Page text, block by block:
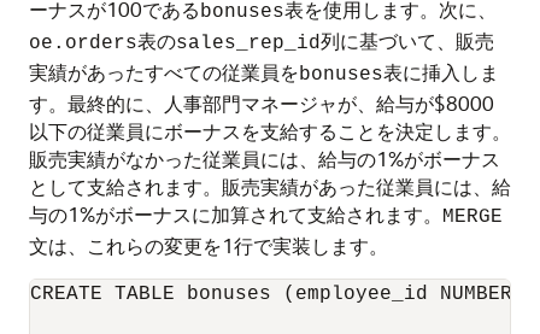
ーナスが100であるbonuses表を使用します。次に、
oe.orders表のsales_rep_id列に基づいて、販売
実績があったすべての従業員をbonuses表に挿入しま
す。最終的に、人事部門マネージャが、給与が$8000
以下の従業員にボーナスを支給することを決定します。
販売実績がなかった従業員には、給与の1%がボーナス
として支給されます。販売実績があった従業員には、給
与の1%がボーナスに加算されて支給されます。
MERGE
文は、これらの変更を1行で実装します。
CREATE TABLE bonuses (employee_id NUMBER,